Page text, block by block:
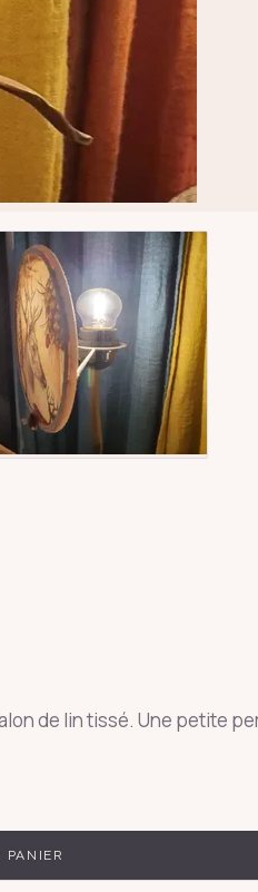
de lin tissé. Une petite
PANIER